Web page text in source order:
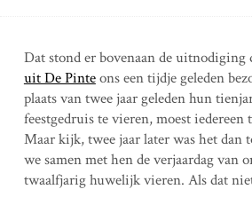
Dat stond er bovenaan de uitnodiging
uit De Pinteons een tijdje geleden
plaats van twee jaar geleden hun
feestgedruis te vieren, moest
Maar kijk, twee jaar later was het dan
we samen met hen de verjaardag van
twaalfjarig huwelijk vieren. Als dat